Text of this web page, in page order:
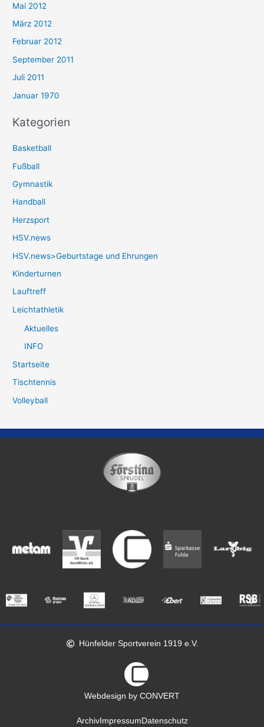
Mai 2012
März 2012
Februar 2012
September 2011
Juli 2011
Januar 1970
Kategorien
Basketball
Fußball
Gymnastik
Handball
Herzsport
HSV.news
HSV.news>Geburtstage und Ehrungen
Kinderturnen
Lauftreff
Leichtathletik
Aktuelles
INFO
Startseite
Tischtennis
Volleyball
Hünfelder Sportverein 1919 e.V.
Webdesign by CONVERT
ArchivImpressum Datenschutz